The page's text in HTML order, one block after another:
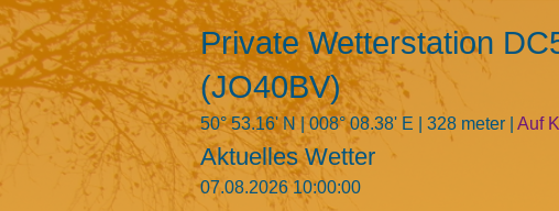
Private Wetterstation
(JO40BV)
50° 53.16' N | 008° 08.38' E | 328 meter | Auf
Aktuelles Wetter
07.08.2026 10:00:00